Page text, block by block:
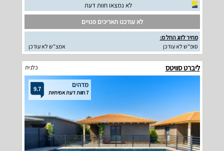
לא נמצאו חוות דעת
לא עודכנו תאריכים פנויים
מחיר לזוג החל מ:
סופ"ש לא עודכן
אמצ"ש לא עודכן
ליברט סוויטס כלנית
9.7 מדהים
7 חוות דעת אמיתיות